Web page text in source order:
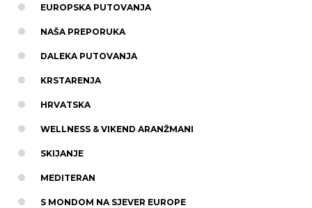
EUROPSKA PUTOVANJA
NAŠA PREPORUKA
DALEKA PUTOVANJA
KRSTARENJA
HRVATSKA
WELLNESS & VIKEND ARANŽMANI
SKIJANJE
MEDITERAN
S MONDOM NA SJEVER EUROPE